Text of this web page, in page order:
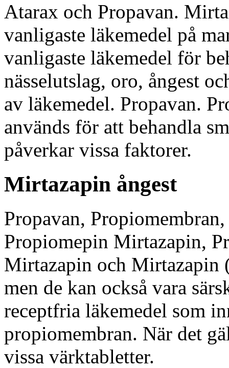
Atarax och Propavan.
vanligaste läkemedel på
vanligaste läkemedel för
nässelutslag, oro, ångest
av läkemedel. Propavan.
används för att behandla
påverkar vissa faktorer.
Mirtazapin ångest
Propavan,
Propiomepin Mirtazapin,
Mirtazapin och
men de kan också vara
receptfria läkemedel som
propiomembran. När det
vissa värktabletter.